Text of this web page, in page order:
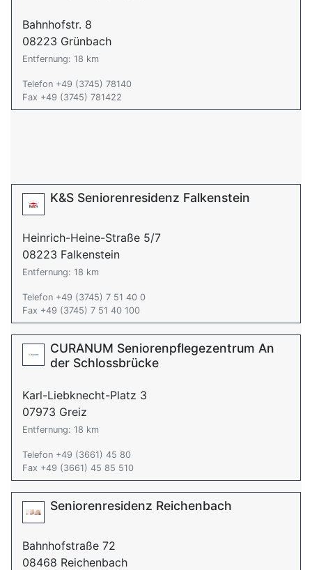
Bahnhofstr. 8
08223 Grünbach
Entfernung: 18 km
Telefon +49 (3745) 78140
Fax +49 (3745) 781422
K&S Seniorenresidenz Falkenstein
Heinrich-Heine-Straße 5/7
08223 Falkenstein
Entfernung: 18 km
Telefon +49 (3745) 7 51 40 0
Fax +49 (3745) 7 51 40 100
CURANUM Seniorenpflegezentrum An
der Schlossbrücke
Karl-Liebknecht-Platz 3
07973 Greiz
Entfernung: 18 km
Telefon +49 (3661) 45 80
Fax +49 (3661) 45 85 510
Seniorenresidenz Reichenbach
Bahnhofstraße 72
08468 Reichenbach